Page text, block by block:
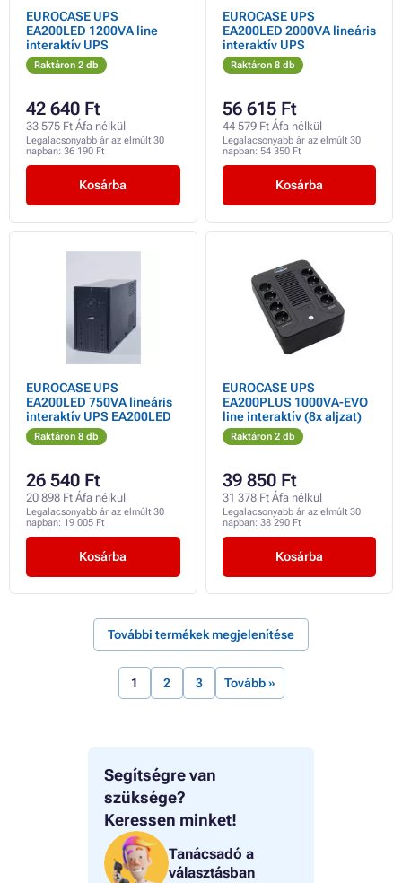
Segítségre van
szüksége?
Keressen minket!
Tanácsadó a
választásban
EUROCASE UPS
EA200LED 1200VA line
interaktív UPS
Raktáron 2 db
42 640 Ft
33 575 Ft Áfa nélkül
Legalacsonyabb ár az elmúlt 30
napban: 36 190 Ft
Kosárba
EUROCASE UPS
EA200LED 2000VA lineáris
interaktív UPS
Raktáron 8 db
56 615 Ft
44 579 Ft Áfa nélkül
Legalacsonyabb ár az elmúlt 30
napban: 54 350 Ft
Kosárba
EUROCASE UPS
EA200LED 750VA lineáris
interaktív UPS EA200LED
Raktáron 8 db
26 540 Ft
20 898 Ft Áfa nélkül
Legalacsonyabb ár az elmúlt 30
napban: 19 005 Ft
Kosárba
EUROCASE UPS
EA200PLUS 1000VA-EVO
line interaktív (8x aljzat)
Raktáron 2 db
39 850 Ft
31 378 Ft Áfa nélkül
Legalacsonyabb ár az elmúlt 30
napban: 38 290 Ft
Kosárba
További termékek megjelenítése
1 2 3 Tovább »